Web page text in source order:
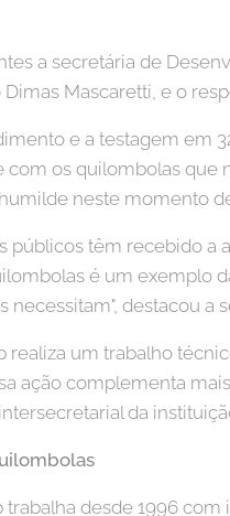
a secretária de
Mascaretti, e o
e a testagem em
com os quilombolas que
neste momento
públicos têm recebido a
é um exemplo
necessitam", destacou a
realiza um trabalho
ação complementa
da
trabalha desde 1996